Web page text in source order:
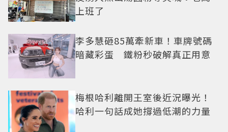
上班了
李多慧砸85萬牽新車！車牌號碼
暗藏彩蛋 鐵粉秒破解真正用意
梅根哈利離開王室後近況曝光！
哈利一句話成她撐過低潮的力量